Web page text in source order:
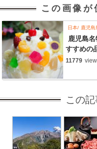
この画像が
日本 鹿児島
鹿児島
すすめの
11779 view
この